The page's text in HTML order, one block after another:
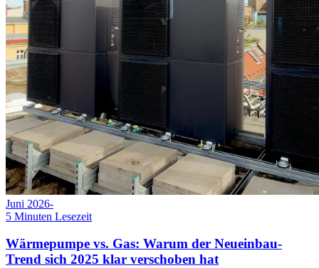
Juni 2026-
5 Minuten Lesezeit
Wärmepumpe vs. Gas: Warum der Neueinbau-
Trend sich 2025 klar verschoben hat